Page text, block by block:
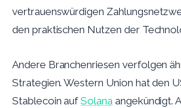
vertrauenswürdigen
den praktischen Nutzen der
Andere Branchenriesen verfolgen
Strategien. Western Union hat den
Stablecoin aufSolanaangekündigt.